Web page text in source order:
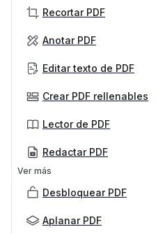
Recortar PDF
Anotar PDF
Editar texto de PDF
Crear PDF rellenables
Lector de PDF
Redactar PDF
Ver más
Desbloquear PDF
Aplanar PDF